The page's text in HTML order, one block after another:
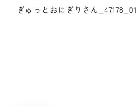
ぎゅっとおにぎりさん_47178_01